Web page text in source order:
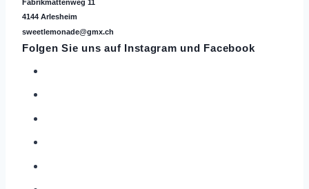
Fabrikmattenweg 11
4144 Arlesheim
sweetlemonade@gmx.ch
Folgen Sie uns auf Instagram und Facebook